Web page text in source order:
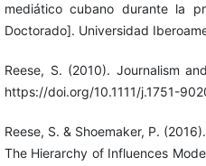
mediático cubano durante la
Doctorado]. Universidad
Reese, S. (2010). Journalism
https://doi.org/10.1111/j.1751-
Reese, S. & Shoemaker, P.
The Hierarchy of Influences